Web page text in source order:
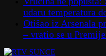
udaru temperatura
Otišao iz Arsenala
– vratio se u